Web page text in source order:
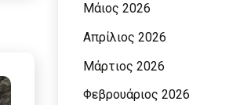
Μάιος 2026
Απρίλιος 2026
Μάρτιος 2026
Φεβρουάριος 2026